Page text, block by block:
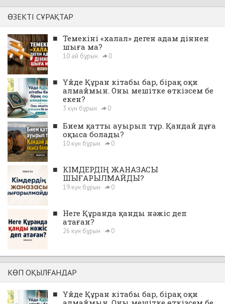
ӨЗЕКТІ СҰРАҚТАР
■ Темекіні «халал» деген адам діннен
шыға ма?
10 ай бұрын 0
■ Үйде Құран кітабы бар, бірақ оқи
алмаймын. Оны мешітке өткізсем бе
екен?
3 күн бұрын 0
■ Бием қатты ауырып тұр. Қандай дұға
оқыса болады?
10 күн бұрын 0
■ КІМДЕРДІҢ ЖАНАЗАСЫ
ШЫҒАРЫЛМАЙДЫ?
19 күн бұрын 0
■ Неге Құранда қанды нәжіс деп
атаған?
26 күн бұрын 0
КӨП ОҚЫЛҒАНДАР
■ Үйде Құран кітабы бар, бірақ оқи